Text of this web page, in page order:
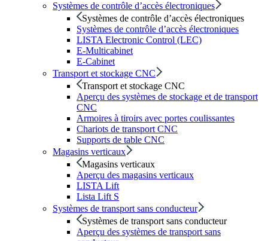
Systèmes de contrôle d’accès électroniques
Systèmes de contrôle d’accès électroniques
Systèmes de contrôle d’accès électroniques
LISTA Electronic Control (LEC)
E-Multicabinet
E-Cabinet
Transport et stockage CNC
Transport et stockage CNC
Aperçu des systèmes de stockage et de transport
CNC
Armoires à tiroirs avec portes coulissantes
Chariots de transport CNC
Supports de table CNC
Magasins verticaux
Magasins verticaux
Aperçu des magasins verticaux
LISTA Lift
Lista Lift S
Systèmes de transport sans conducteur
Systèmes de transport sans conducteur
Aperçu des systèmes de transport sans